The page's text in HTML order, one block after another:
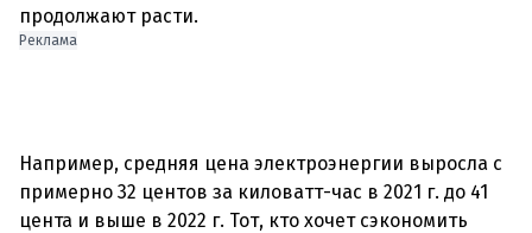
Реклама
Например, средняя цена электроэнергии выросла с
примерно 32 центов за киловатт-час в 2021 г. до 41
цента и выше в 2022 г. Тот, кто хочет сэкономить